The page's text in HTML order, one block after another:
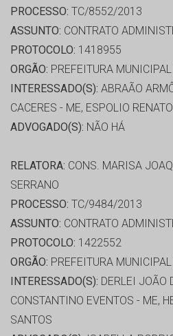
PROCESSO: TC/8552/2013
ASSUNTO: CONTRATO
PROTOCOLO: 1418955
ORGÃO: PREFEITURA
INTERESSADO(S): ABRAÃO
CACERES - ME, ESPOLIO
ADVOGADO(S): NÃO HÁ
RELATORA: CONS. MARISA
SERRANO
PROCESSO: TC/9484/2013
ASSUNTO: CONTRATO
PROTOCOLO: 1422552
ORGÃO: PREFEITURA
INTERESSADO(S): DERLEI JOÃO
CONSTANTINO EVENTOS - ME,
SANTOS